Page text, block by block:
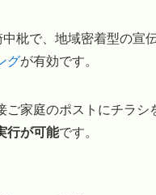
枇で、地域密着型の宣
グが有効です。
家庭のポストにチラ
行が可能です。